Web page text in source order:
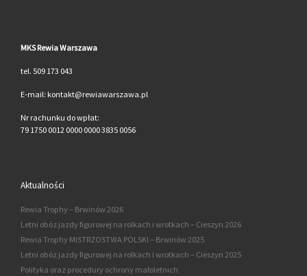
MKS Rewia Warszawa
tel. 509 173 043
E-mail: kontakt@rewiawarszawa.pl
Nr rachunku do wpłat:
79 1750 0012 0000 0000 3835 0056
Aktualności
Rewia Trophy – Brwinów 2026
Letni obóz jazdy figurowej na rolkach i wrotkach – Cieszyn 2026
Rewia Trophy MISTRZOSTWA POLSKI – Brwinów 2025
Letni obóz jazdy figurowej na rolkach i wrotkach – Cieszyn 2025
Polityka oraz procedury ochrony małoletnich